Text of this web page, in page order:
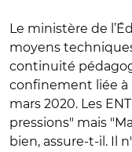
Le ministère de
moyens
continuité
confinement liée à
mars 2020. Les
pressions" mais
bien, assure-t-il. Il